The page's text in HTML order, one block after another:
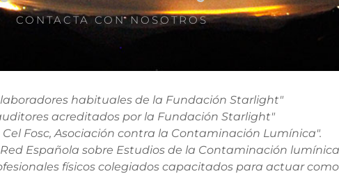
CONTACTA CON NOSOTROS
habituales de la Fundación Starlight"
acreditados por la Fundación Starlight"
Fosc, Asociación contra la Contaminación Lumínica".
Española sobre Estudios de la Contaminación
físicos colegiados capacitados para actuar